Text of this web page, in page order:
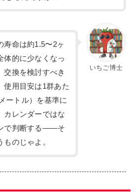
いちご博士
寿命は約1.5〜2ヶ
体的に少なくなっ
交換を検討すべき
使用目安は1群あた
ートル）を基準に
カレンダーではな
で判断する——そ
のじゃよ。